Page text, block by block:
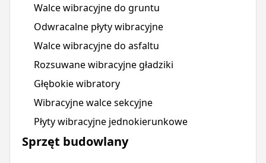
Walce wibracyjne do gruntu
Odwracalne płyty wibracyjne
Walce wibracyjne do asfaltu
Rozsuwane wibracyjne gładziki
Głębokie wibratory
Wibracyjne walce sekcyjne
Płyty wibracyjne jednokierunkowe
Sprzęt budowlany